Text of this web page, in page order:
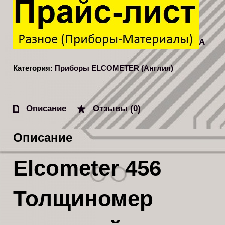
A
Категория: Приборы ELCOMETER (Англия)
Описание Отзывы (0)
Описание
Elcometer 456
Толщиномер